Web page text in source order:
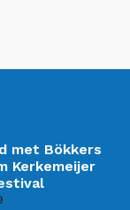
met Bökkers
Kerkemeijer